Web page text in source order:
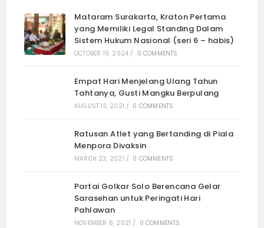
Mataram Surakarta, Kraton Pertama
yang Memiliki Legal Standing Dalam
Sistem Hukum Nasional (seri 6 – habis)
OCTOBER 19, 2024 / 0 COMMENTS
Empat Hari Menjelang Ulang Tahun
Tahtanya, Gusti Mangku Berpulang
AUGUST 13, 2021 / 0 COMMENTS
Ratusan Atlet yang Bertanding di Piala
Menpora Divaksin
MARCH 23, 2021 / 0 COMMENTS
Partai Golkar Solo Berencana Gelar
Sarasehan untuk Peringati Hari
Pahlawan
NOVEMBER 8, 2021 / 0 COMMENTS